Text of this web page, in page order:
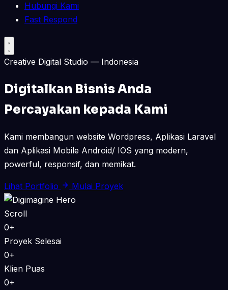
Hubungi Kami
Fast Respond
Creative Digital Studio — Indonesia
Digitalkan Bisnis Anda
Percayakan kepada Kami
Kami membangun website Wordpress, Aplikasi Laravel
dan Aplikasi Mobile Android/ IOS yang modern,
powerful, responsif, dan memikat.
Lihat Portfolio Mulai Proyek
Scroll
0+
Proyek Selesai
0+
Klien Puas
0+